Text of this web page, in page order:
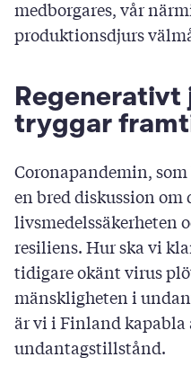
medborgares, vår
produktionsdjurs
tryggar
Coronapandemin,
en bred diskussion om
livsmedelssäkerheten
resiliens. Hur ska vi
tidigare okänt virus
mänskligheten i
är vi i Finland kapabla
undantagstillstånd.